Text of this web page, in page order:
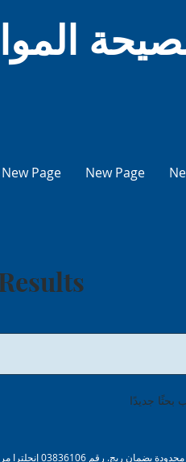
New Page New Page
بحثًا جديدًا